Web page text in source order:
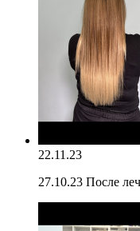
22.11.23
27.10.23 После